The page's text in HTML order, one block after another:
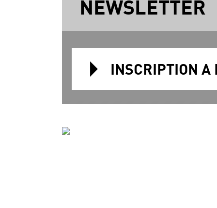
NEWSLETTER
INSCRIPTION A